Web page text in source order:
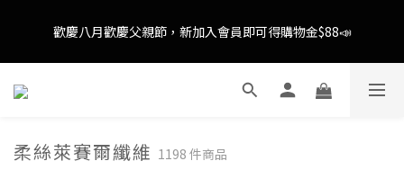
外島)📣
柔絲萊賽爾纖維 1198 件商品